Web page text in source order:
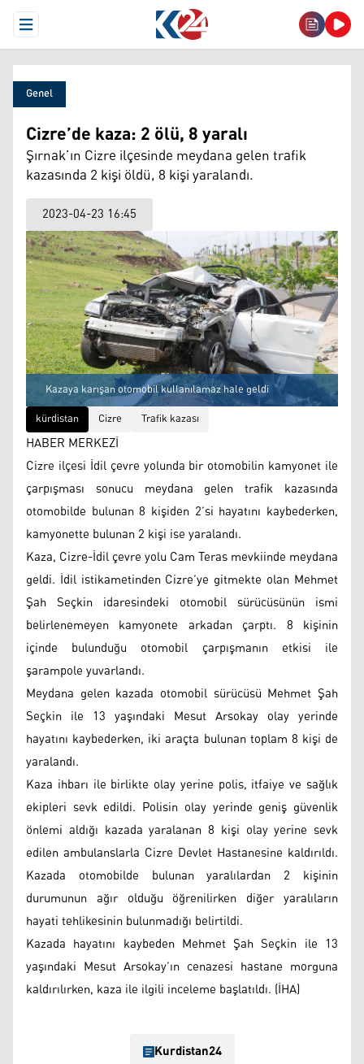
Open Menu
Genel
Cizre’de kaza: 2 ölü, 8 yaralı
Şırnak’ın Cizre ilçesinde meydana gelen trafik
kazasında 2 kişi öldü, 8 kişi yaralandı.
2023-04-23 16:45
Kazaya karışan otomobil kullanılamaz hale geldi
kürdistan
Cizre Trafik kazası
HABER MERKEZİ
Cizre ilçesi İdil çevre yolunda bir otomobilin kamyonet ile
çarpışması sonucu meydana gelen trafik kazasında
otomobilde bulunan 8 kişiden 2’si hayatını kaybederken,
kamyonette bulunan 2 kişi ise yaralandı.
Kaza, Cizre-İdil çevre yolu Cam Teras mevkiinde meydana
geldi. İdil istikametinden Cizre’ye gitmekte olan Mehmet
Şah Seçkin idaresindeki otomobil sürücüsünün ismi
belirlenemeyen kamyonete arkadan çarptı. 8 kişinin
içinde bulunduğu otomobil çarpışmanın etkisi ile
şarampole yuvarlandı.
Meydana gelen kazada otomobil sürücüsü Mehmet Şah
Seçkin ile 13 yaşındaki Mesut Arsokay olay yerinde
hayatını kaybederken, iki araçta bulunan toplam 8 kişi de
yaralandı.
Kaza ihbarı ile birlikte olay yerine polis, itfaiye ve sağlık
ekipleri sevk edildi. Polisin olay yerinde geniş güvenlik
önlemi aldığı kazada yaralanan 8 kişi olay yerine sevk
edilen ambulanslarla Cizre Devlet Hastanesine kaldırıldı.
Kazada otomobilde bulunan yaralılardan 2 kişinin
durumunun ağır olduğu öğrenilirken diğer yaralıların
hayati tehlikesinin bulunmadığı belirtildi.
Kazada hayatını kaybeden Mehmet Şah Seçkin ile 13
yaşındaki Mesut Arsokay’ın cenazesi hastane morguna
kaldırılırken, kaza ile ilgili inceleme başlatıldı. (İHA)
Kurdistan24